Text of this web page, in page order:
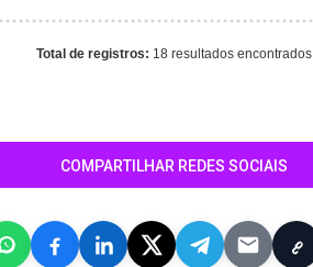
Total de registros: 18 resultados encontrados
COMPARTILHAR REDES SOCIAIS